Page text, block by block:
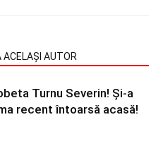
ACELAȘI AUTOR
Turnu Severin! Și-a
recent întoarsă acasă!